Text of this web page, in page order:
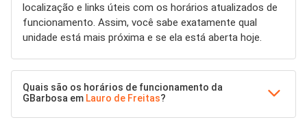
localização e links úteis com os horários atualizados de
funcionamento. Assim, você sabe exatamente qual
unidade está mais próxima e se ela está aberta hoje.
Quais são os horários de funcionamento da
GBarbosa em Lauro de Freitas?